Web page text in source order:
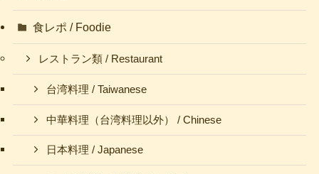
食レポ / Foodie
レストラン類 / Restaurant
台湾料理 / Taiwanese
中華料理（台湾料理以外） / Chinese
日本料理 / Japanese